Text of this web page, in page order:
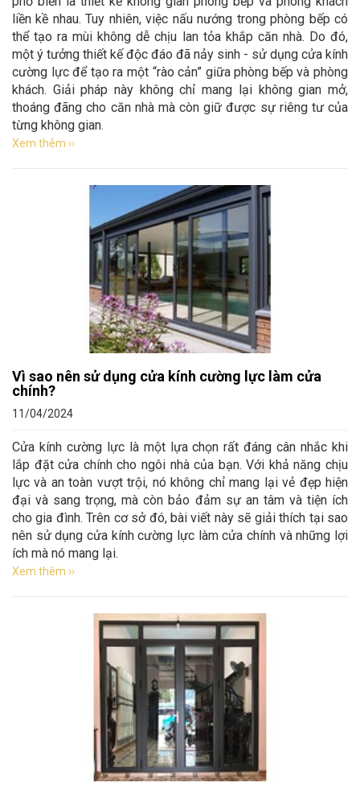
liền kề nhau. Tuy nhiên, việc nấu nướng trong phòng bếp có
thể tạo ra mùi không dễ chịu lan tỏa khắp căn nhà. Do đó,
một ý tưởng thiết kế độc đáo đã nảy sinh - sử dụng cửa kính
cường lực để tạo ra một “rào cản” giữa phòng bếp và phòng
khách. Giải pháp này không chỉ mang lại không gian mở,
thoáng đãng cho căn nhà mà còn giữ được sự riêng tư của
từng không gian.
Xem thêm ››
Vì sao nên sử dụng cửa kính cường lực làm cửa
chính?
11/04/2024
Cửa kính cường lực là một lựa chọn rất đáng cân nhắc khi
lắp đặt cửa chính cho ngôi nhà của bạn. Với khả năng chịu
lực và an toàn vượt trội, nó không chỉ mang lại vẻ đẹp hiện
đại và sang trọng, mà còn bảo đảm sự an tâm và tiện ích
cho gia đình. Trên cơ sở đó, bài viết này sẽ giải thích tại sao
nên sử dụng cửa kính cường lực làm cửa chính và những lợi
ích mà nó mang lại.
Xem thêm ››